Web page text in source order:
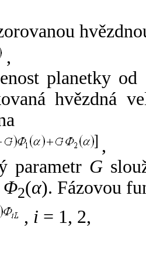
,
planetky od
hvězdná
,
parametr G
Φ2(α). Fázovou
, i = 1, 2,